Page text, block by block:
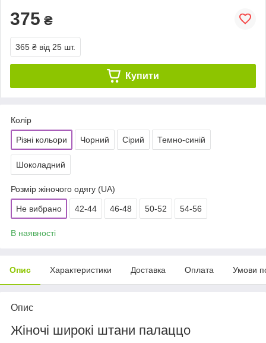
375 ₴
365 ₴ від 25 шт.
Купити
Колір
Різні кольори Чорний Сірий Темно-синій
Шоколадний
Розмір жіночого одягу (UA)
Не вибрано 42-44 46-48 50-52 54-56
В наявності
Опис Характеристики Доставка Оплата Умови
Опис
Жіночі широкі штани палаццо